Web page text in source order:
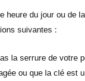
heure du jour ou de
suivantes :
la serrure de votre
ou que la clé est